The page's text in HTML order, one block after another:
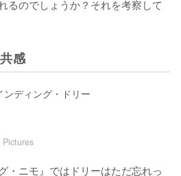
るのでしょうか？それを考察して
感
・ニモ』ではドリーはただ忘れっ